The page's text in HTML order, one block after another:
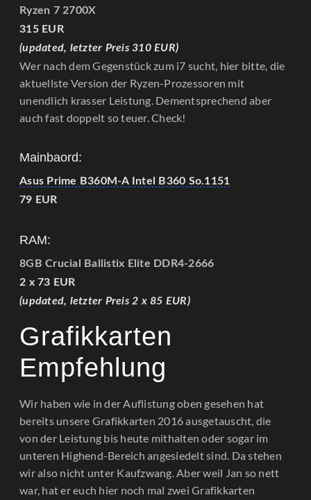
Ryzen 7 2700X
315 EUR
(updated, letzter Preis 310 EUR)
Wer nach dem Gegenstück zum i7 sucht, hier bitte, die
aktuellste Version der Ryzen-Prozessoren mit
unendlich krasser Leistung. Dementsprechend aber
auch fast doppelt so teuer. Check!
Mainbaord:
Asus Prime B360M-A Intel B360 So.1151
79 EUR
RAM:
8GB Crucial Ballistix Elite DDR4-2666
2 x 73 EUR
(updated, letzter Preis 2 x 85 EUR)
Grafikkarten
Empfehlung
Wir haben wie in der Auflistung oben gesehen hat
bereits unsere Grafikkarten 2016 ausgetauscht, die
von der Leistung bis heute mithalten oder sogar im
unteren Highend-Bereich angesiedelt sind. Da stehen
wir also nicht unter Kaufzwang. Aber weil Jan so nett
war, hat er euch hier noch mal zwei Grafikkarten